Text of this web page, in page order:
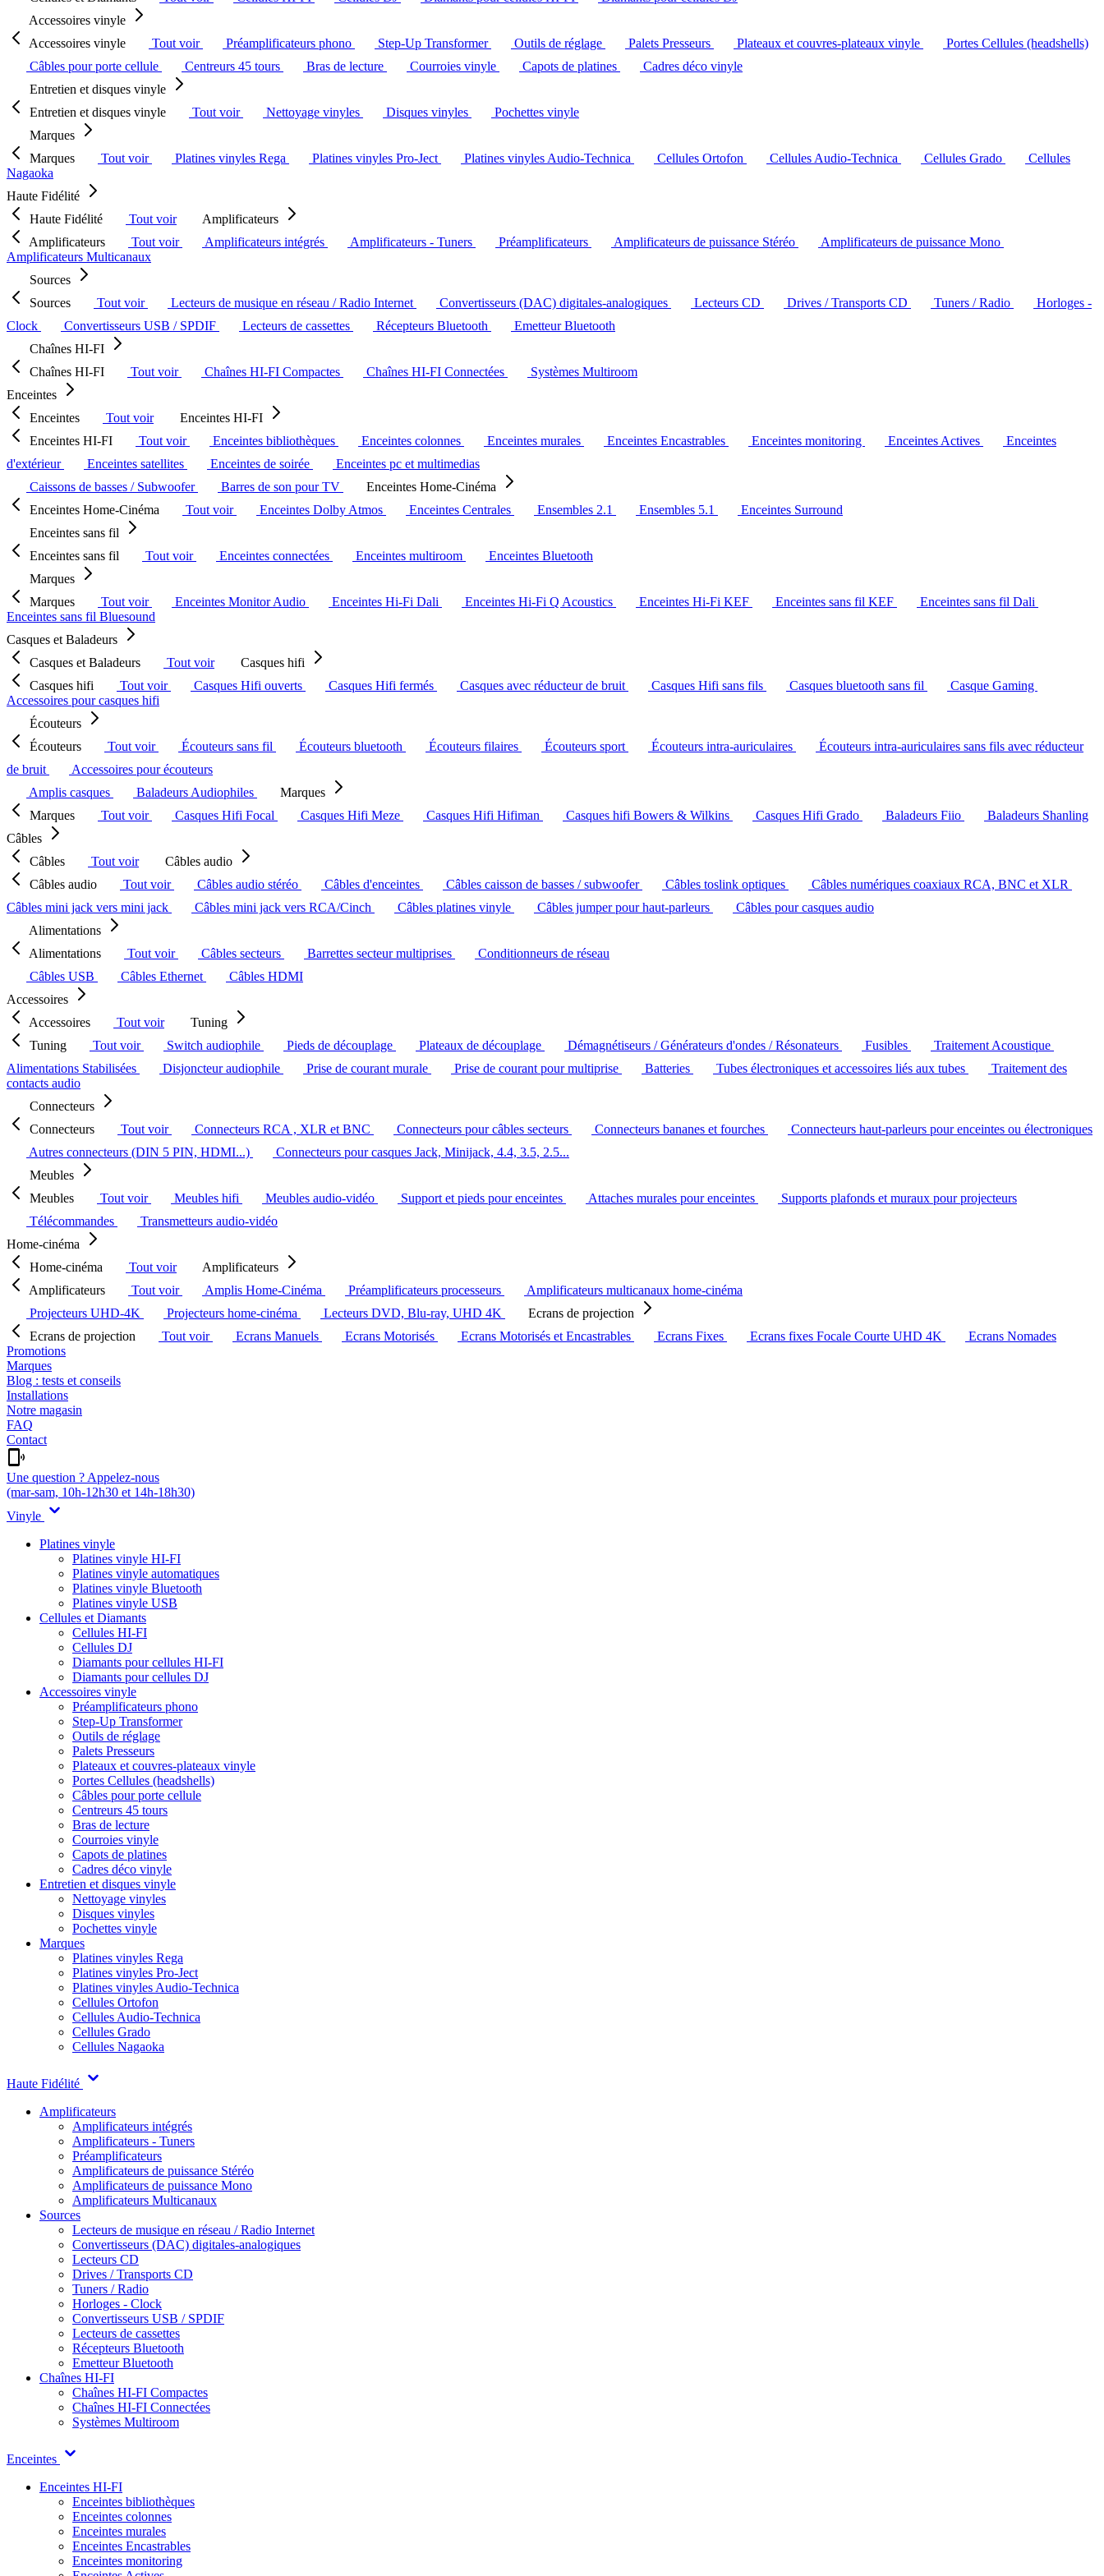
Accessoires vinyle
Accessoires vinyle
Tout voir Préamplificateurs phono Step-Up Transformer Outils de réglage Palets Presseurs Plateaux et couvres-plateaux vinyle
Portes Cellules (headshells)
Câbles pour porte cellule
Centreurs 45 tours Bras de lecture Courroies vinyle Capots de platines
Cadres déco vinyle
Entretien et disques vinyle
Entretien et disques vinyle
Tout voir Nettoyage vinyles Disques vinyles
Pochettes vinyle
Marques
Marques
Tout voir Platines vinyles Rega Platines vinyles Pro-Ject Platines vinyles Audio-Technica Cellules Ortofon Cellules Audio-Technica Cellules Grado
Cellules
Nagaoka
Haute Fidélité
Haute Fidélité
Tout voir
Amplificateurs
Amplificateurs
Tout voir Amplificateurs intégrés Amplificateurs - Tuners Préamplificateurs Amplificateurs de puissance Stéréo
Amplificateurs de puissance Mono
Amplificateurs Multicanaux
Sources
Sources
Tout voir Lecteurs de musique en réseau / Radio Internet Convertisseurs (DAC) digitales-analogiques Lecteurs CD Drives / Transports CD Tuners / Radio
Horloges -
Clock
Convertisseurs USB / SPDIF Lecteurs de cassettes Récepteurs Bluetooth
Emetteur Bluetooth
Chaînes HI-FI
Chaînes HI-FI
Tout voir Chaînes HI-FI Compactes Chaînes HI-FI Connectées
Systèmes Multiroom
Enceintes
Enceintes
Tout voir
Enceintes HI-FI
Enceintes HI-FI
Tout voir Enceintes bibliothèques Enceintes colonnes Enceintes murales Enceintes Encastrables Enceintes monitoring Enceintes Actives
Enceintes
d'extérieur
Enceintes satellites Enceintes de soirée
Enceintes pc et multimedias
Caissons de basses / Subwoofer
Barres de son pour TV
Enceintes Home-Cinéma
Enceintes Home-Cinéma
Tout voir Enceintes Dolby Atmos Enceintes Centrales Ensembles 2.1 Ensembles 5.1
Enceintes Surround
Enceintes sans fil
Enceintes sans fil
Tout voir Enceintes connectées Enceintes multiroom
Enceintes Bluetooth
Marques
Marques
Tout voir Enceintes Monitor Audio Enceintes Hi-Fi Dali Enceintes Hi-Fi Q Acoustics Enceintes Hi-Fi KEF Enceintes sans fil KEF
Enceintes sans fil Dali
Enceintes sans fil Bluesound
Casques et Baladeurs
Casques et Baladeurs
Tout voir
Casques hifi
Casques hifi
Tout voir Casques Hifi ouverts Casques Hifi fermés Casques avec réducteur de bruit Casques Hifi sans fils Casques bluetooth sans fil
Casque Gaming
Accessoires pour casques hifi
Écouteurs
Écouteurs
Tout voir Écouteurs sans fil Écouteurs bluetooth Écouteurs filaires Écouteurs sport Écouteurs intra-auriculaires
Écouteurs intra-auriculaires sans fils avec réducteur
de bruit
Accessoires pour écouteurs
Amplis casques
Baladeurs Audiophiles
Marques
Marques
Tout voir Casques Hifi Focal Casques Hifi Meze Casques Hifi Hifiman Casques hifi Bowers & Wilkins Casques Hifi Grado Baladeurs Fiio
Baladeurs Shanling
Câbles
Câbles
Tout voir
Câbles audio
Câbles audio
Tout voir Câbles audio stéréo Câbles d'enceintes Câbles caisson de basses / subwoofer Câbles toslink optiques
Câbles numériques coaxiaux RCA, BNC et XLR
Câbles mini jack vers mini jack
Câbles mini jack vers RCA/Cinch Câbles platines vinyle Câbles jumper pour haut-parleurs
Câbles pour casques audio
Alimentations
Alimentations
Tout voir Câbles secteurs Barrettes secteur multiprises
Conditionneurs de réseau
Câbles USB
Câbles Ethernet
Câbles HDMI
Accessoires
Accessoires
Tout voir
Tuning
Tuning
Tout voir Switch audiophile Pieds de découplage Plateaux de découplage Démagnétiseurs / Générateurs d'ondes / Résonateurs Fusibles
Traitement Acoustique
Alimentations Stabilisées
Disjoncteur audiophile Prise de courant murale Prise de courant pour multiprise Batteries Tubes électroniques et accessoires liés aux tubes
Traitement des
contacts audio
Connecteurs
Connecteurs
Tout voir Connecteurs RCA , XLR et BNC Connecteurs pour câbles secteurs Connecteurs bananes et fourches
Connecteurs haut-parleurs pour enceintes ou électroniques
Autres connecteurs (DIN 5 PIN, HDMI...)
Connecteurs pour casques Jack, Minijack, 4.4, 3.5, 2.5...
Meubles
Meubles
Tout voir Meubles hifi Meubles audio-vidéo Support et pieds pour enceintes Attaches murales pour enceintes
Supports plafonds et muraux pour projecteurs
Télécommandes
Transmetteurs audio-vidéo
Home-cinéma
Home-cinéma
Tout voir
Amplificateurs
Amplificateurs
Tout voir Amplis Home-Cinéma Préamplificateurs processeurs
Amplificateurs multicanaux home-cinéma
Projecteurs UHD-4K
Projecteurs home-cinéma Lecteurs DVD, Blu-ray, UHD 4K
Ecrans de projection
Ecrans de projection
Tout voir Ecrans Manuels Ecrans Motorisés Ecrans Motorisés et Encastrables Ecrans Fixes Ecrans fixes Focale Courte UHD 4K
Ecrans Nomades
Promotions
Marques
Blog : tests et conseils
Installations
Notre magasin
FAQ
Contact
Une question ? Appelez-nous
(mar-sam, 10h-12h30 et 14h-18h30)
Vinyle
Platines vinyle
Platines vinyle HI-FI
Platines vinyle automatiques
Platines vinyle Bluetooth
Platines vinyle USB
Cellules et Diamants
Cellules HI-FI
Cellules DJ
Diamants pour cellules HI-FI
Diamants pour cellules DJ
Accessoires vinyle
Préamplificateurs phono
Step-Up Transformer
Outils de réglage
Palets Presseurs
Plateaux et couvres-plateaux vinyle
Portes Cellules (headshells)
Câbles pour porte cellule
Centreurs 45 tours
Bras de lecture
Courroies vinyle
Capots de platines
Cadres déco vinyle
Entretien et disques vinyle
Nettoyage vinyles
Disques vinyles
Pochettes vinyle
Marques
Platines vinyles Rega
Platines vinyles Pro-Ject
Platines vinyles Audio-Technica
Cellules Ortofon
Cellules Audio-Technica
Cellules Grado
Cellules Nagaoka
Haute Fidélité
Amplificateurs
Amplificateurs intégrés
Amplificateurs - Tuners
Préamplificateurs
Amplificateurs de puissance Stéréo
Amplificateurs de puissance Mono
Amplificateurs Multicanaux
Sources
Lecteurs de musique en réseau / Radio Internet
Convertisseurs (DAC) digitales-analogiques
Lecteurs CD
Drives / Transports CD
Tuners / Radio
Horloges - Clock
Convertisseurs USB / SPDIF
Lecteurs de cassettes
Récepteurs Bluetooth
Emetteur Bluetooth
Chaînes HI-FI
Chaînes HI-FI Compactes
Chaînes HI-FI Connectées
Systèmes Multiroom
Enceintes
Enceintes HI-FI
Enceintes bibliothèques
Enceintes colonnes
Enceintes murales
Enceintes Encastrables
Enceintes monitoring